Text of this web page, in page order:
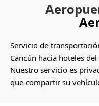
Servicio de
Cancún hacia hoteles
Nuestro servicio es
que compartir su